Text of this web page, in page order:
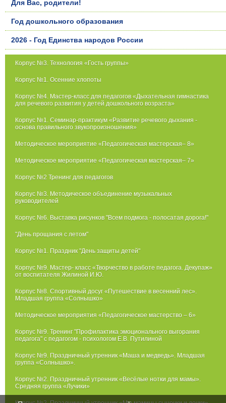
Для Вас, родители!
Год дошкольного образования
2026 - Год Единства народов России
Корпус №3. Технология «Гость группы»
Корпус №1. Осенние хлопоты
Корпус №4. Мастер-класс для педагогов «Дыхательная гимнастика
для речевого развития у детей дошкольного возраста»
Корпус №1. Семинар-практикум «Развитие речевого дыхания -
основа правильного звукопроизношения»
Методическое мероприятие «Педагогическая мастерская– 8»
Методическое мероприятие «Педагогическая мастерская– 7»
Корпус №2 Тренинг для педагогов
Корпус №3. Методическое объединение музыкальных
руководителей
Корпус №6. Выставка рисунков "Всем подмога - полосатая дорога!"
"День прощания с летом"
Корпус №1. Праздник "День защиты детей"
Корпус №9. Мастер- класс «Творчество в работе педагога. Декупаж»
от воспитателя Жилиной И.Ю.
Корпус №8. Спортивный досуг «Путешествие в весенний лес».
Младшая группа «Солнышко»
Методическое мероприятия «Педагогическое мастерство – 6»
Корпус №9. Тренинг "Профилактика эмоционального выгорания
педагога" с педагогом - психологом Е.В. Путилиной
Корпус №9. Праздничный утренник «Маша и медведь». Младшая
группа «Солнышко».
Корпус №2. Праздничный утренник «Весёлые нотки для мамы».
Средняя группа «Лучики»